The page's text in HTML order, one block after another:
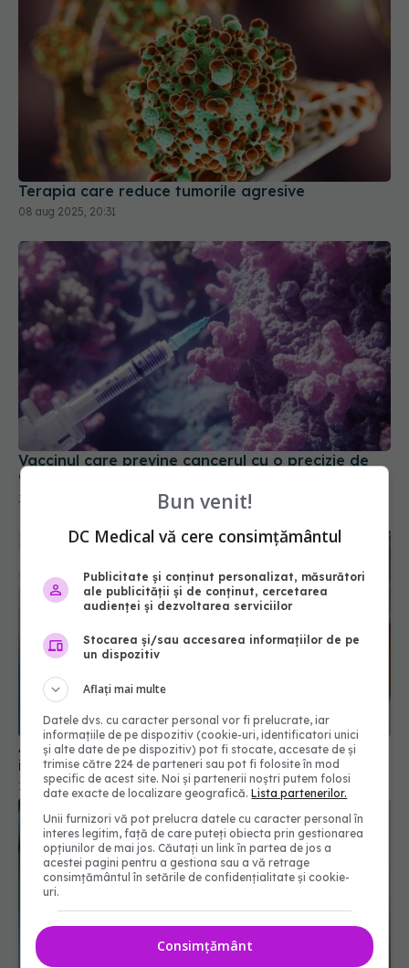
Terapia care reduce tumorile agresive
08 aug 2025, 20:31
Vaccinul care previne cancerul cu o precizie de
90%
30 sep 2025, 09:34
A fost creat primul vaccin din lume cu ajutorul
inteligenței artificiale
10 iun 2026, 11:20
Bun venit!
DC Medical vă cere consimțământul
Publicitate și conținut personalizat, măsurători
ale publicității și de conținut, cercetarea
audienței și dezvoltarea serviciilor
Stocarea și/sau accesarea informațiilor de pe
un dispozitiv
Aflați mai multe
Datele dvs. cu caracter personal vor fi prelucrate, iar
informațiile de pe dispozitiv (cookie-uri, identificatori unici
și alte date de pe dispozitiv) pot fi stocate, accesate de și
trimise către 224 de parteneri sau pot fi folosite în mod
specific de acest site. Noi și partenerii noștri putem folosi
date exacte de localizare geografică.Lista partenerilor.
Unii furnizori vă pot prelucra datele cu caracter personal în
interes legitim, față de care puteți obiecta prin gestionarea
opțiunilor de mai jos. Căutați un link în partea de jos a
acestei pagini pentru a gestiona sau a vă retrage
consimțământul în setările de confidențialitate și cookie-
uri.
Consimțământ